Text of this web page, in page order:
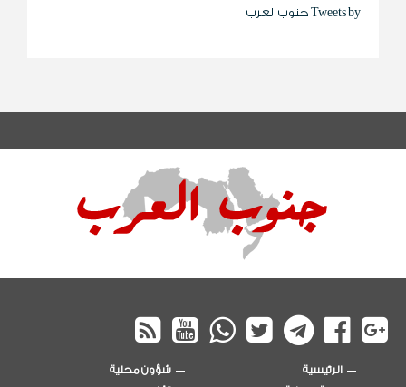
Tweets by جنوب العرب
الرئيسية
شؤون محلية